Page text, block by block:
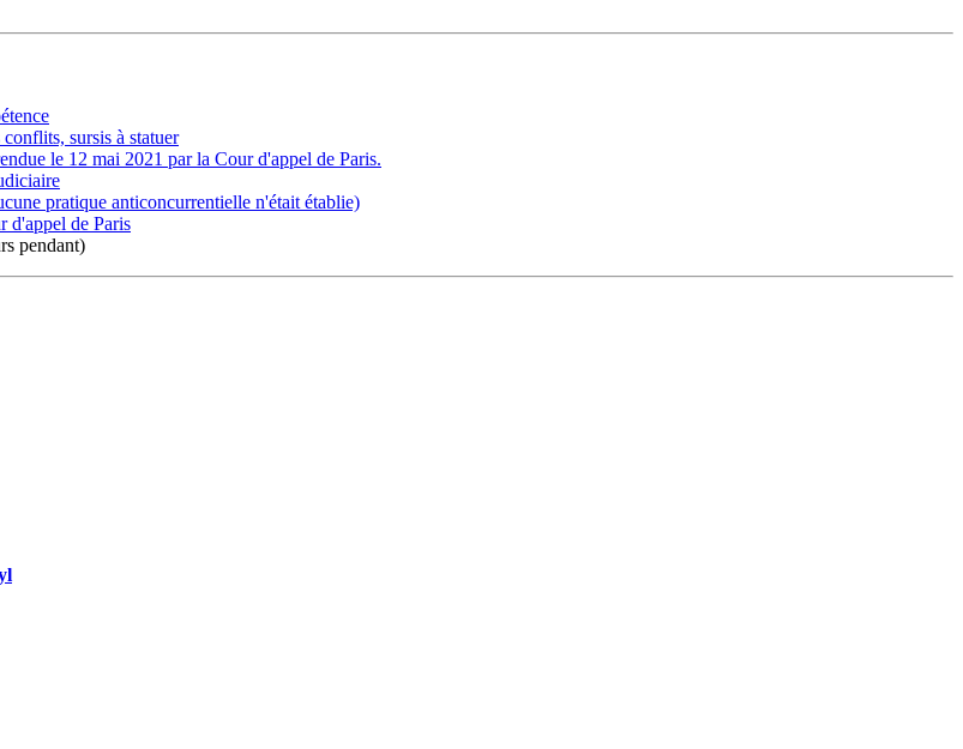
sursis à statuer
le 12 mai 2021 par la Cour d'appel de Paris.
pratique anticoncurrentielle n'était établie)
d'appel de Paris
pendant)